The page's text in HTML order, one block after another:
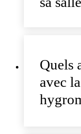
Quels
avec